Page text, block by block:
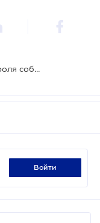
Предложено обновить порядок контроля соблюдения финмониторинга на рынке ценных бумаг
войти